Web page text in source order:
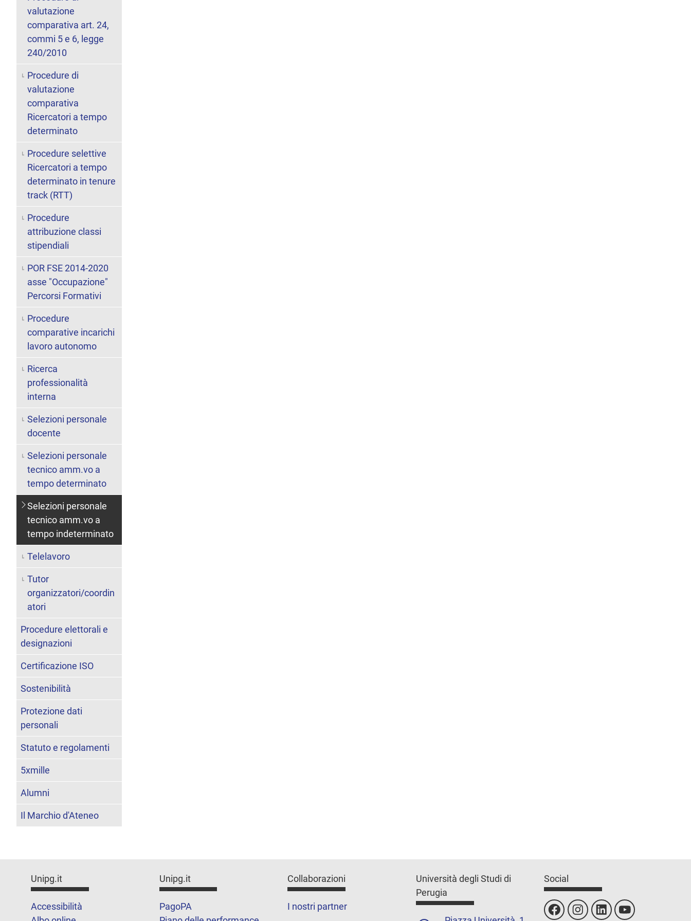
valutazione
comparativa art. 24,
commi 5 e 6, legge
240/2010
Procedure di
valutazione
comparativa
Ricercatori a tempo
determinato
Procedure selettive
Ricercatori a tempo
determinato in tenure
track (RTT)
Procedure
attribuzione classi
stipendiali
POR FSE 2014-2020
asse "Occupazione"
Percorsi Formativi
Procedure
comparative incarichi
lavoro autonomo
Ricerca
professionalità
interna
Selezioni personale
docente
Selezioni personale
tecnico amm.vo a
tempo determinato
Selezioni personale
tecnico amm.vo a
tempo indeterminato
Telelavoro
Tutor
organizzatori/coordin
atori
Procedure elettorali e
designazioni
Certificazione ISO
Sostenibilità
Protezione dati
personali
Statuto e regolamenti
5xmille
Alumni
Il Marchio d'Ateneo
Unipg.it
Accessibilità
Unipg.it
PagoPA
Collaborazioni
I nostri partner
Università degli Studi di
Perugia
Social